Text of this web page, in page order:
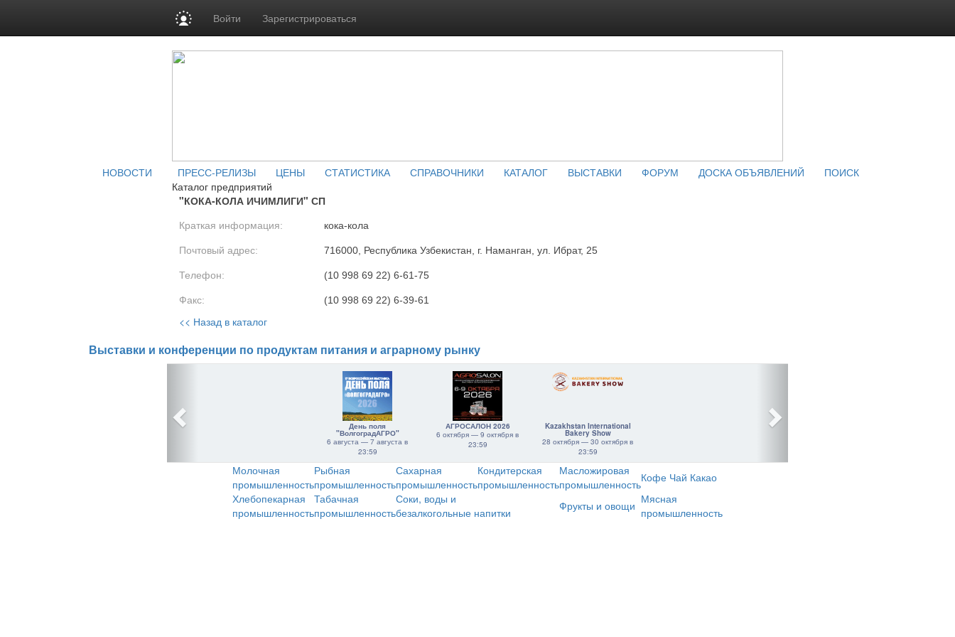
Войти Зарегистрироваться
НОВОСТИ ПРЕСС-РЕЛИЗЫ ЦЕНЫ СТАТИСТИКА СПРАВОЧНИКИ КАТАЛОГ ВЫСТАВКИ ФОРУМ ДОСКА ОБЪЯВЛЕНИЙ
ПОИСК
Каталог предприятий
"КОКА-КОЛА ИЧИМЛИГИ" СП
Краткая информация: кока-кола
Почтовый адрес: 716000, Республика Узбекистан, г. Наманган, ул. Ибрат, 25
Телефон: (10 998 69 22) 6-61-75
Факс: (10 998 69 22) 6-39-61
<< Назад в каталог
Выставки и конференции по продуктам питания и аграрному рынку
День поля
"ВолгоградАГРО"
6 августа — 7 августа в
23:59
АГРОСАЛОН 2026
6 октября — 9 октября в
23:59
Kazakhstan International
Bakery Show
28 октября — 30 октября в
23:59
Молочная
промышленность
Рыбная
промышленность
Сахарная
промышленность
Кондитерская
промышленность
Масложировая
промышленностьКофе Чай Какао
Хлебопекарная
промышленность
Табачная
промышленность
Соки, воды и
безалкогольные напитки
Фрукты и овощи Мясная
промышленность